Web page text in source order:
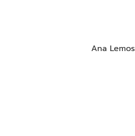
Ana Lemos